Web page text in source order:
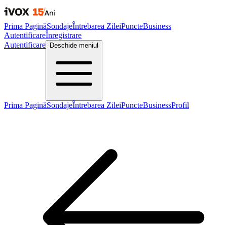
Prima PaginăSondajeÎntrebarea ZileiPuncteBusiness
AutentificareÎnregistrare
Autentificare
Deschide meniul
Prima PaginăSondajeÎntrebarea ZileiPuncteBusinessProfil